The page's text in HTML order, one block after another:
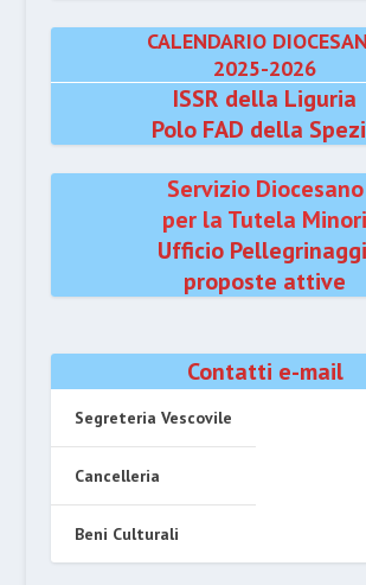
CALENDARIO
2025-2026
ISSR della Liguria
Polo FAD della
Servizio Diocesano
per la Tutela Minori
Ufficio
proposte attive
Contatti e-mail
Segreteria Vescovile
Cancelleria
Beni Culturali